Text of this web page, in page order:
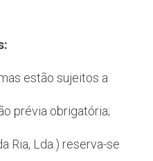
estão sujeitos a
prévia obrigatória;
Ria, Lda.) reserva-se